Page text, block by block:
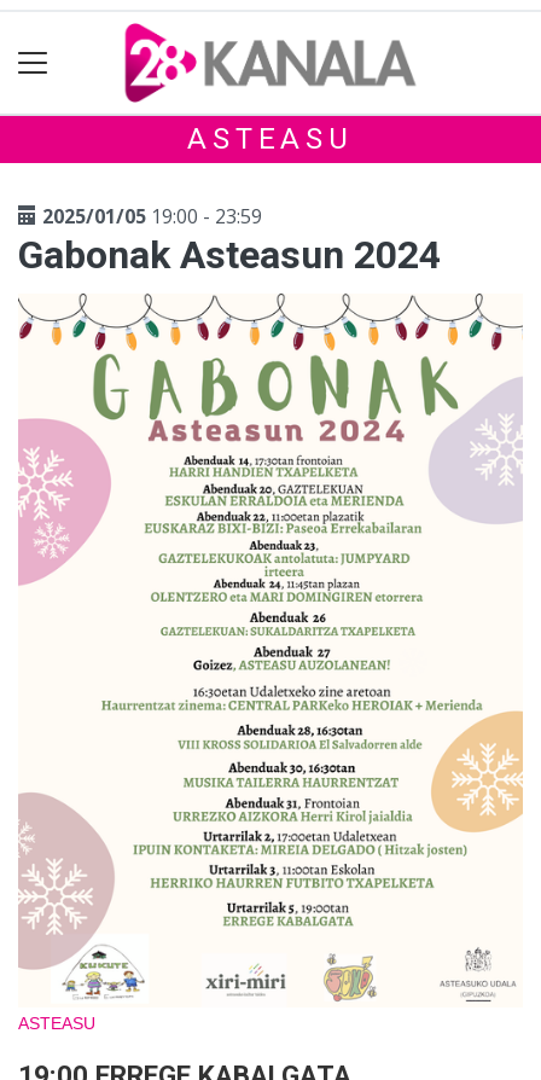
ASTEASU
2025/01/05 19:00 - 23:59
Gabonak Asteasun 2024
ASTEASU